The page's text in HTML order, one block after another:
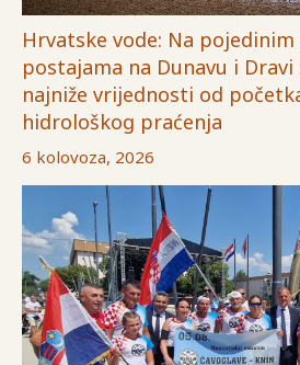
Hrvatske vode: Na
postajama na Dunavu i Dravi
najniže vrijednosti od
hidrološkog praćenja
6 kolovoza, 2026